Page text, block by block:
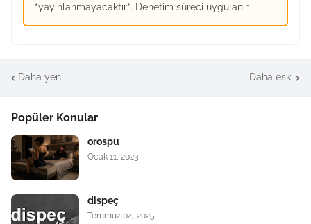
*yayınlanmayacaktır*. Denetim süreci uygulanır.
Daha yeni Daha eski
Popüler Konular
orospu
Ocak 11, 2023
dispeç
Temmuz 04, 2025